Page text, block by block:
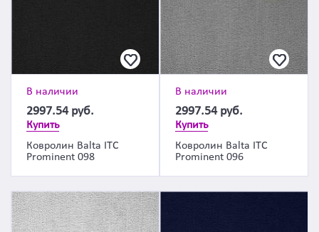
В наличии
2997.54 руб.
Купить
Ковролин Balta ITC
Prominent 098
В наличии
2997.54 руб.
Купить
Ковролин Balta ITC
Prominent 096